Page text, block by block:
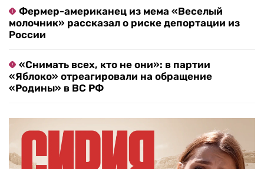
Фермер-американец из мема «Веселый
молочник» рассказал о риске депортации из
России
«Снимать всех, кто не они»: в партии
«Яблоко» отреагировали на обращение
«Родины» в ВС РФ